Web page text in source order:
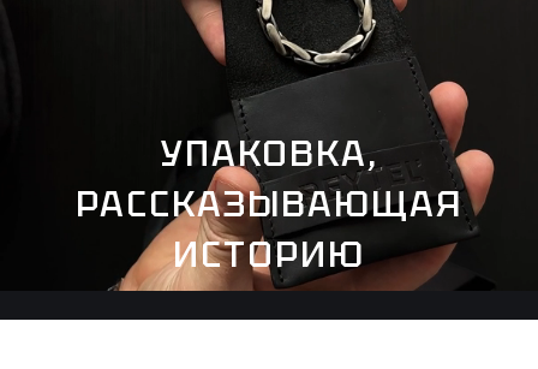
УПАКОВКА,
РАССКАЗЫВАЮЩАЯ
ИСТОРИЮ